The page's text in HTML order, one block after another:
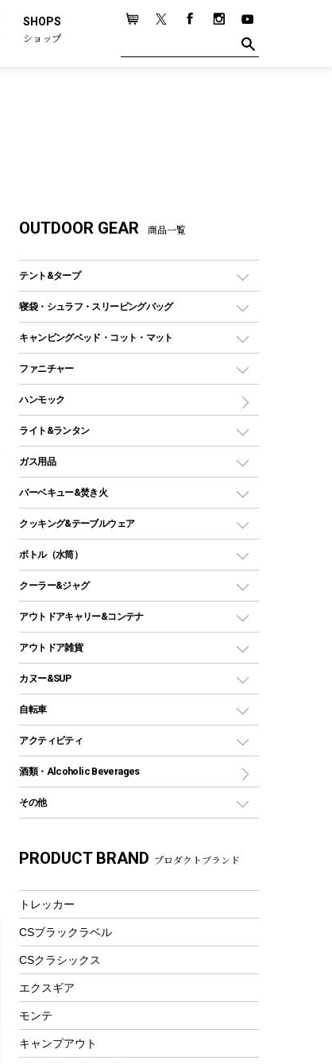
SHOPS
ショップ
OUTDOOR GEAR 商品一覧
テント&タープ
テント
ツールームテント
ワンポールテント
シェルターテント
ソロテント
ロッジ型・オリジナルテント
タープ
スクエアタープ（レクタタープ）
メッシュタープ
自立式タープ
パラソル
テントアクセサリー
ペグ
ポール
グランドシート
ツール
寝袋・シュラフ・スリーピングバッグ
レクタングラー型（封筒型）シュラフ
インナーシュラフ
キャンピングベッド・コット・マット
キャンピングベッド・コット
インフレータブルマット
ファニチャー
アウトドアテーブル
レジャーシート
ハンモック
ライト&ランタン
LEDランタン
ガスランタン
オイルランタン
LEDライト
ヘッドライト
キャンドル
ガス用品
ガスバーナー
ガス缶
ガストーチ、ライター
バーベキュー&焚き火
バーベキューコンロ、グリル
焚き火台タイプ（ロースタイル）グリル
卓上タイプグリル
パーティータイプグリル
ソロキャンプ用グリル
鉄板、アミ
焚き火台&ストーブ
火起こし
バーベキューツール
燃料・着火剤・炭
クッキング&テーブルウェア
ダッチオーブン
ホットサンドメーカー
クッカーセット
シェラカップ
クッキングツール
ナイフ
カトラリー
マグカップ、カップ
フードボトル
コーヒー&ミル
トレー
ランチョンマット
ランチボックス
ピクニックセット
ボトル（水筒）
ステンレスボトル
コップ付きタイプ
ワンタッチタイプ
プラスチックボトル
ディズニーボトル
クーラー&ジャグ
クーラーボックス
クーラーバッグ
ウォータージャグ
保冷剤
アウトドアキャリー&コンテナ
アウトドアキャリー
アウトドア雑貨
バックパック&バッグ
リュック、バックパック
トートバッグ、サコッシュ
ショッピングキャリー
その他アウトドア雑貨
レイン
ツール、他
カヌー&SUP
インフレータブル
カヤック
パドル
ヘルメット
アクセサリー
自転車
折りたたみ自転車
スポーツサイクル
シティサイクル
自転車用アクセサリー
自転車ウェア
アクティビティ
マリン
ラッシュガード
テント
フローティングベスト
ヘルメット
エアーポンプ
ウィンター
防寒ウェア
酒類・Alcoholic Beverages
その他
湯たんぽ
PRODUCT BRAND プロダクトブランド
トレッカー
CSブラックラベル
CSクラシックス
エクスギア
モンテ
キャンプアウト